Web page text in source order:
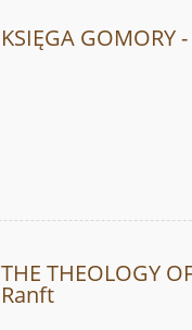
KSIĘGA
THE THEOLOGY
Ranft